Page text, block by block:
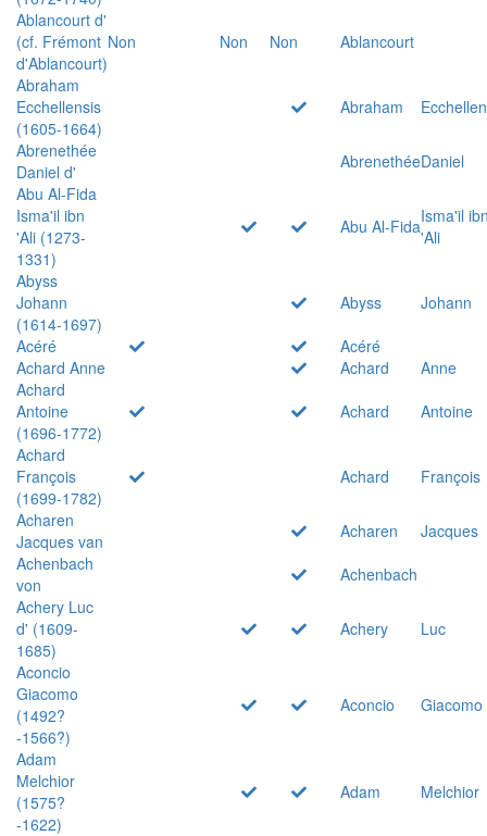
Ablancourt d'
(cf. Frémont
d'Ablancourt)
Non Non Non
Ablancourt
Abraham
Ecchellensis
(1605-1664)
Abraham
Abrenethée
Daniel d'
AbrenethéeDaniel
Abu Al-Fida
Isma'il ibn
'Ali (1273-
1331)
Abu Al-FidaIsma'il
'Ali
Abyss
Johann
(1614-1697)
Abyss
Johann
Acéré
Acéré
Achard Anne
Achard
Anne
Achard
Antoine
(1696-1772)
Achard
Antoine
Achard
François
(1699-1782)
Achard
François
Acharen
Jacques van
Acharen
Jacques
Achenbach
von
Achenbach
Achery Luc
d' (1609-
1685)
Achery
Luc
Aconcio
Giacomo
(1492?
-1566?)
Aconcio Giacomo
Adam
Melchior
(1575?
-1622)
Adam Melchior